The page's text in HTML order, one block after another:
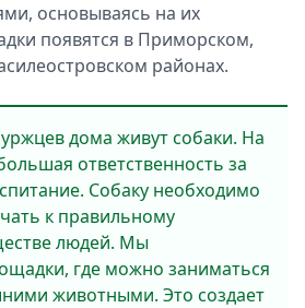
основываясь на их
появятся в Приморском,
районах.
дома живут собаки. На
ответственность за
Собаку необходимо
к правильному
людей. Мы
где можно заниматься
животными. Это создает